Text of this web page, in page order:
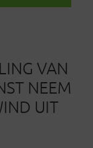
VAN
NEEM
UIT